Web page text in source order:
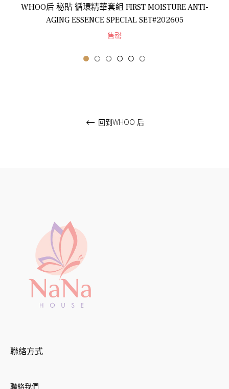
WHOO后 秘貼 循環精華套組 FIRST MOISTURE ANTI-
AGING ESSENCE SPECIAL SET#202605
售罄
回到WHOO 后
聯絡方式
聯絡我們